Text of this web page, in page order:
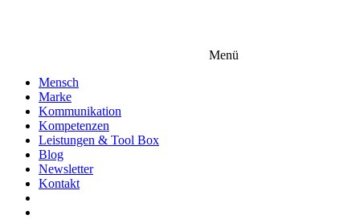
Menü
Mensch
Marke
Kommunikation
Kompetenzen
Leistungen & Tool Box
Blog
Newsletter
Kontakt